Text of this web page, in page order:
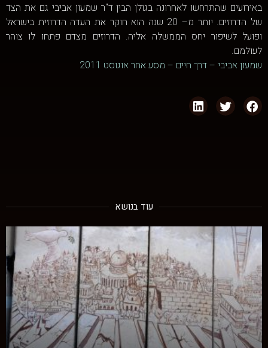
באירועים שהתרחשו לאחרונה בגולן הבין ד"ר שמעון אביבי גם את הצד
של הדרוזים. יותר מ– 20 שנה הוא חוקר את העדה הדרוזית בישראל
ופועל לשיפור יחס הממשלה אליה. הדרוזים מצדם פתחו לו צוהר
לעולמם.
שמעון אביבי – דרך חיים – מסע אחר אוגוסט 2011
עוד בנושא